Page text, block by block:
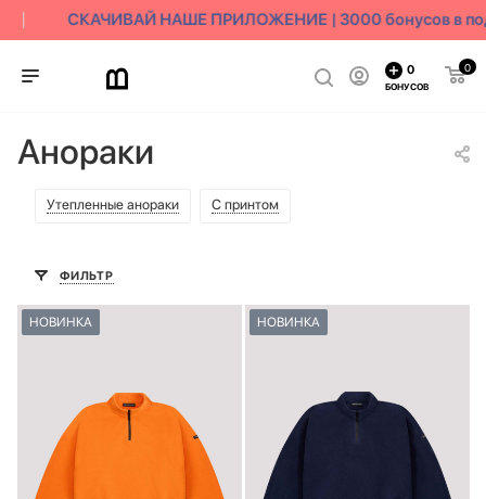
СКАЧИВАЙ НАШЕ ПРИЛОЖЕНИЕ | 3000 бонусов в
0
0
БОНУСОВ
Анораки
Утепленные анораки С принтом
ФИЛЬТР
НОВИНКА НОВИНКА